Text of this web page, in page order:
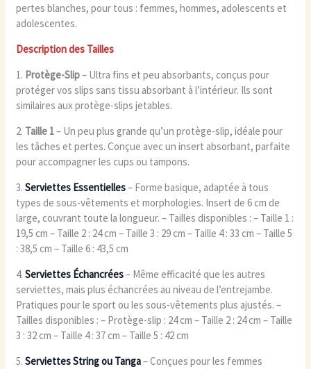
pertes blanches, pour tous : femmes, hommes, adolescents et
adolescentes.
Description des Tailles
1. Protège-Slip– Ultra fins et peu absorbants, conçus pour
protéger vos slips sans tissu absorbant à l’intérieur. Ils sont
similaires aux protège-slips jetables.
2. Taille 1– Un peu plus grande qu’un protège-slip, idéale pour
les tâches et pertes. Conçue avec un insert absorbant, parfaite
pour accompagner les cups ou tampons.
3.Serviettes Essentielles– Forme basique, adaptée à tous
types de sous-vêtements et morphologies. Insert de 6 cm de
large, couvrant toute la longueur. – Tailles disponibles : – Taille 1 :
19,5 cm – Taille 2 : 24 cm – Taille 3 : 29 cm – Taille 4 : 33 cm – Taille 5
: 38,5 cm – Taille 6 : 43,5 cm
4.Serviettes Échancrées– Même efficacité que les autres
serviettes, mais plus échancrées au niveau de l’entrejambe.
Pratiques pour le sport ou les sous-vêtements plus ajustés. –
Tailles disponibles : – Protège-slip : 24 cm – Taille 2 : 24 cm – Taille
3 : 32 cm – Taille 4 : 37 cm – Taille 5 : 42 cm
5.Serviettes String ou Tanga– Conçues pour les femmes